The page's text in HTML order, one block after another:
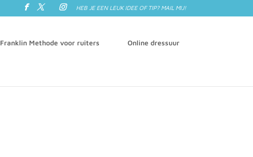
HEB JE EEN LEUK IDEE OF TIP? MAIL MIJ!
Franklin Methode voor ruiters Online dressuur